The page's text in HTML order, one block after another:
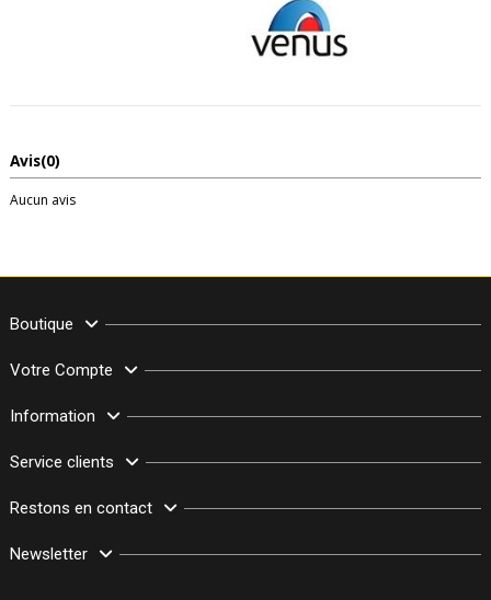
Avis(0)
Aucun avis
Boutique
Votre Compte
Information
Service clients
Restons en contact
Newsletter